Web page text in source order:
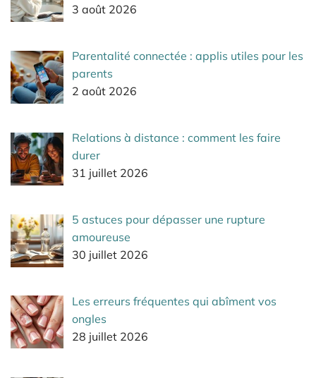
3 août 2026
Parentalité connectée : applis utiles pour les
parents
2 août 2026
Relations à distance : comment les faire
durer
31 juillet 2026
5 astuces pour dépasser une rupture
amoureuse
30 juillet 2026
Les erreurs fréquentes qui abîment vos
ongles
28 juillet 2026